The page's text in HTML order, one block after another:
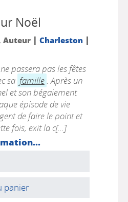
Noël
Auteur | Charleston |
passera pas les fêtes
sa famille. Après un
et son bégaiement
épisode de vie
de faire le point et
fois, exit la c[...]
panier